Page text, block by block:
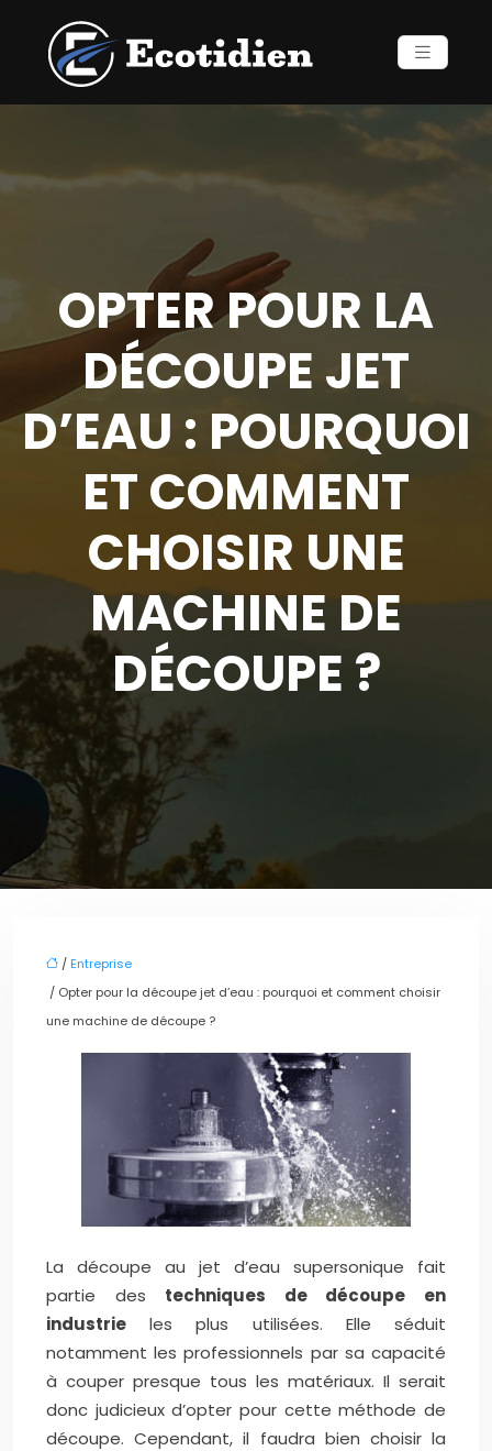
OPTER POUR LA
DÉCOUPE JET
D’EAU : POURQUOI
ET COMMENT
CHOISIR UNE
MACHINE DE
DÉCOUPE ?
/ Entreprise
/ Opter pour la découpe jet d’eau : pourquoi et comment choisir
une machine de découpe ?
La découpe au jet d’eau supersonique fait
partie des techniques de découpe en
industrie les plus utilisées. Elle séduit
notamment les professionnels par sa capacité
à couper presque tous les matériaux. Il serait
donc judicieux d’opter pour cette méthode de
découpe. Cependant, il faudra bien choisir la